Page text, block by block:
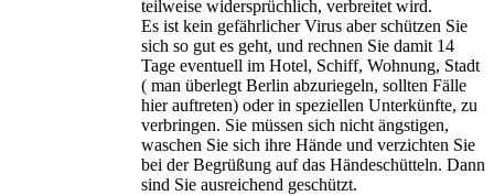
teilweise widersprüchlich, verbreitet wird.
Es ist kein gefährlicher Virus aber schützen Sie
sich so gut es geht, und rechnen Sie damit 14
Tage eventuell im Hotel, Schiff, Wohnung, Stadt
( man überlegt Berlin abzuriegeln, sollten Fälle
hier auftreten) oder in speziellen Unterkünfte, zu
verbringen. Sie müssen sich nicht ängstigen,
waschen Sie sich ihre Hände und verzichten Sie
bei der Begrüßung auf das Händeschütteln. Dann
sind Sie ausreichend geschützt.